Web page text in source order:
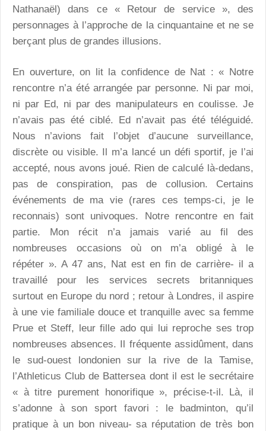
Nathanaël) dans ce « Retour de service », des
personnages à l’approche de la cinquantaine et ne se
berçant plus de grandes illusions.
En ouverture, on lit la confidence de Nat : « Notre
rencontre n’a été arrangée par personne. Ni par moi,
ni par Ed, ni par des manipulateurs en coulisse. Je
n’avais pas été ciblé. Ed n’avait pas été téléguidé.
Nous n’avions fait l’objet d’aucune surveillance,
discrète ou visible. Il m’a lancé un défi sportif, je l’ai
accepté, nous avons joué. Rien de calculé là-dedans,
pas de conspiration, pas de collusion. Certains
événements de ma vie (rares ces temps-ci, je le
reconnais) sont univoques. Notre rencontre en fait
partie. Mon récit n’a jamais varié au fil des
nombreuses occasions où on m’a obligé à le
répéter ». A 47 ans, Nat est en fin de carrière- il a
travaillé pour les services secrets britanniques
surtout en Europe du nord ; retour à Londres, il aspire
à une vie familiale douce et tranquille avec sa femme
Prue et Steff, leur fille ado qui lui reproche ses trop
nombreuses absences. Il fréquente assidûment, dans
le sud-ouest londonien sur la rive de la Tamise,
l’Athleticus Club de Battersea dont il est le secrétaire
« à titre purement honorifique », précise-t-il. Là, il
s’adonne à son sport favori : le badminton, qu’il
pratique à un bon niveau- sa réputation de très bon